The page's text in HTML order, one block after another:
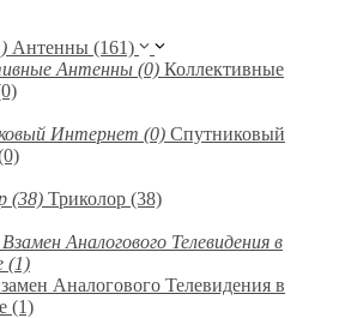
Антенны (161)
Коллективные
Спутниковый
Триколор (38)
Аналогового Телевидения в
(1)